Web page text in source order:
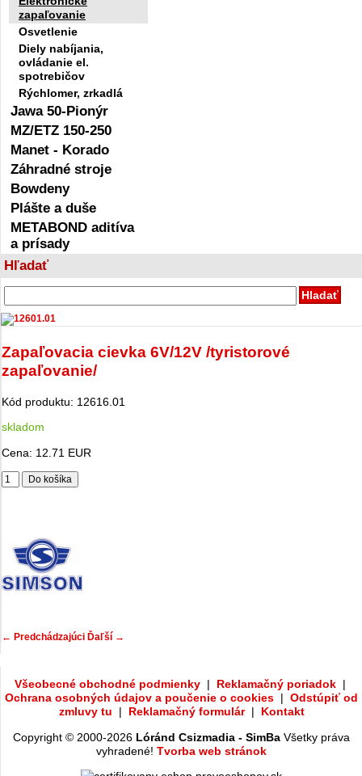
zapaľovanie
Osvetlenie
Diely nabíjania,
ovládanie el.
spotrebičov
Rýchlomer, zrkadlá
Jawa 50-Pionýr
MZ/ETZ 150-250
Manet - Korado
Záhradné stroje
Bowdeny
Plášte a duše
METABOND aditíva
a prísady
Hľadať
Zapaľovacia cievka 6V/12V /tyristorové
zapaľovanie/
Kód produktu: 12616.01
skladom
Cena: 12.71 EUR
← Predchádzajúci Ďaľší →
Všeobecné obchodné podmienky| Reklamačný poriadok|
Ochrana osobných údajov a poučenie o cookies |Odstúpiť od
zmluvy tu | Reklamačný formulár| Kontakt
Copyright © 2000-2026 Lóránd Csizmadia - SimBa Všetky práva
vyhradené!Tvorba web stránok